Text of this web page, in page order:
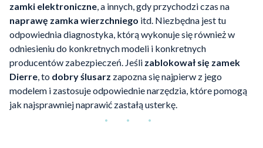
zamki elektroniczne, a innych, gdy przychodzi czas na
naprawę zamka wierzchniego itd. Niezbędna jest tu
odpowiednia diagnostyka, którą wykonuje się również w
odniesieniu do konkretnych modeli i konkretnych
producentów zabezpieczeń. Jeśli zablokował się zamek
Dierre, to dobry ślusarz zapozna się najpierw z jego
modelem i zastosuje odpowiednie narzędzia, które pomogą
jak najsprawniej naprawić zastałą usterkę.